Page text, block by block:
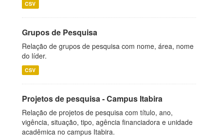
CSV
Grupos de Pesquisa
Relação de grupos de pesquisa com nome, área, nome
do líder.
CSV
Projetos de pesquisa - Campus Itabira
Relação de projetos de pesquisa com título, ano,
vigência, situação, tipo, agência financiadora e unidade
acadêmica no campus Itabira.